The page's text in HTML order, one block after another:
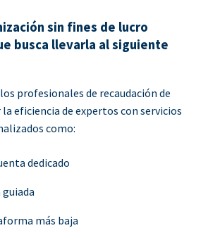
sin fines de lucro
busca llevarla al siguiente
profesionales de recaudación de
eficiencia de expertos con servicios
como:
dedicado
más baja